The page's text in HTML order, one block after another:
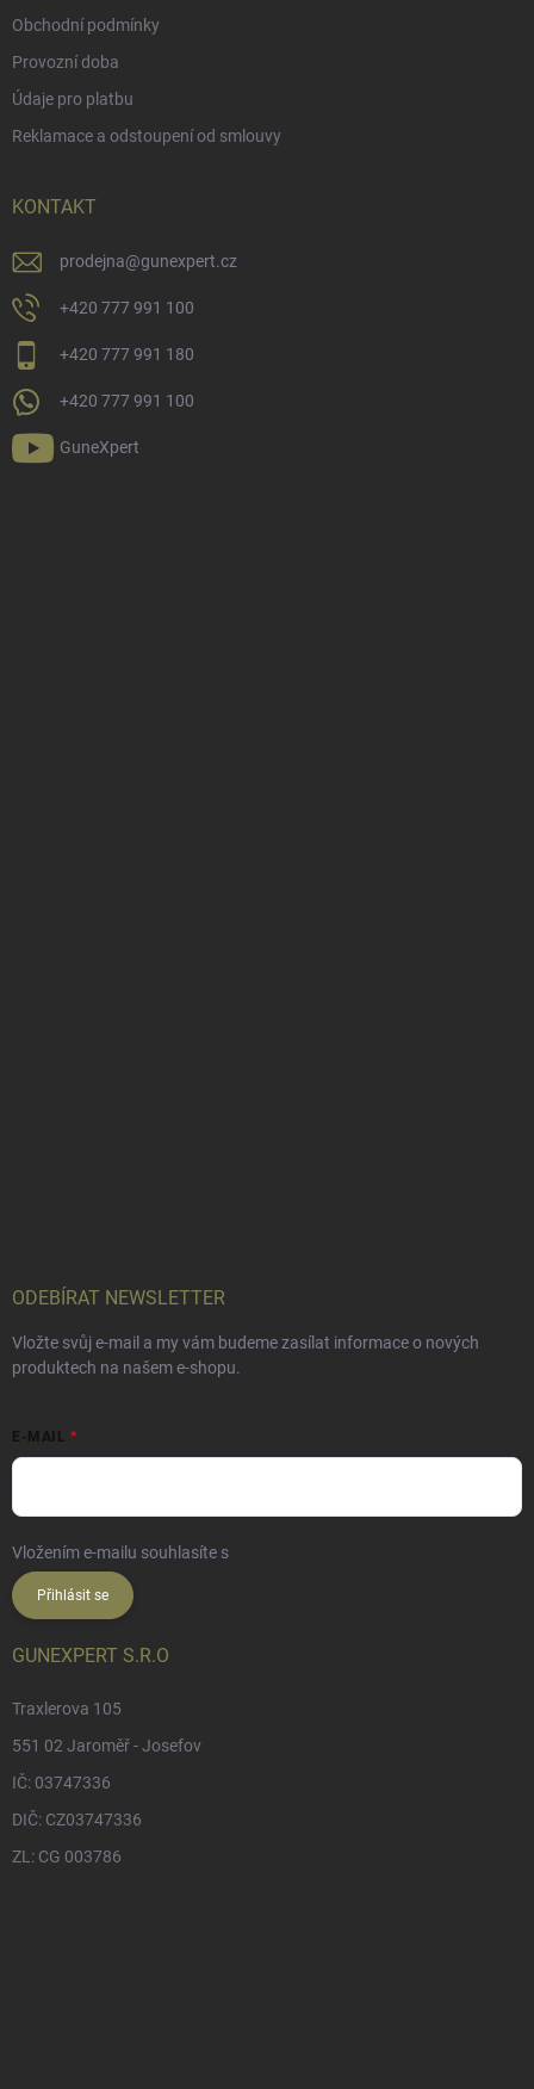
Obchodní podmínky
Provozní doba
Údaje pro platbu
Reklamace a odstoupení od smlouvy
KONTAKT
prodejna@gunexpert.cz
+420 777 991 100
+420 777 991 180
+420 777 991 100
GuneXpert
ODEBÍRAT NEWSLETTER
Vložte svůj e-mail a my vám budeme zasílat informace o nových
produktech na našem e-shopu.
E-MAIL
Vložením e-mailu souhlasíte s
Přihlásit se
GUNEXPERT S.R.O
Traxlerova 105
551 02 Jaroměř - Josefov
IČ: 03747336
DIČ: CZ03747336
ZL: CG 003786